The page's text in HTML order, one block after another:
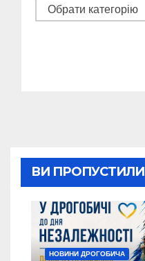
Категорії
ВИ ПРОПУСТИЛИ
НОВИНИ ДРОГОБИЧА